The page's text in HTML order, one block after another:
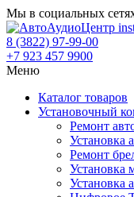
Мы в социальных
8 (3822) 97-99-00
+7 923 457 9900
Меню
Каталог товаров
Установочный
Ремонт
Установка
Ремонт
Установка
Установка